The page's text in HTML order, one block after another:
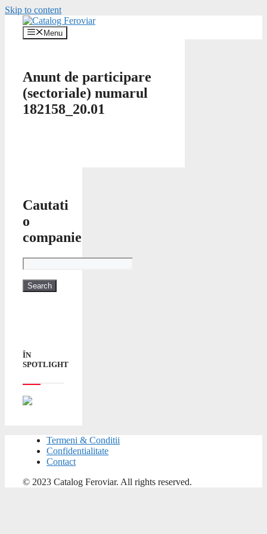
Skip to content
Menu
Anunt de participare
(sectoriale) numarul
182158_20.01
Cautati
o
companie
ÎN
SPOTLIGHT
Termeni & Conditii
Confidentialitate
Contact
© 2023 Catalog Feroviar. All rights reserved.